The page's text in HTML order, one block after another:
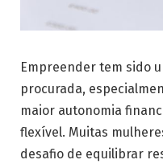
Empreender tem sido
procurada,
maior autonomia
flexível. Muitas
desafio de equilibrar